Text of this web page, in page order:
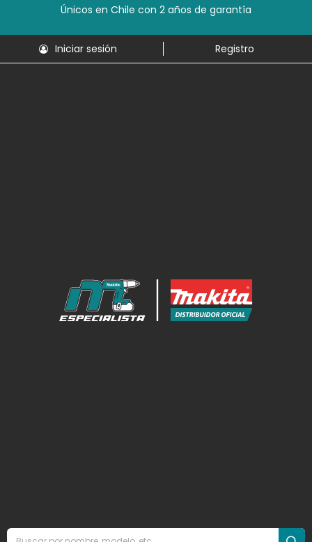
Únicos en Chile con 2 años de garantía
Iniciar sesión Registro